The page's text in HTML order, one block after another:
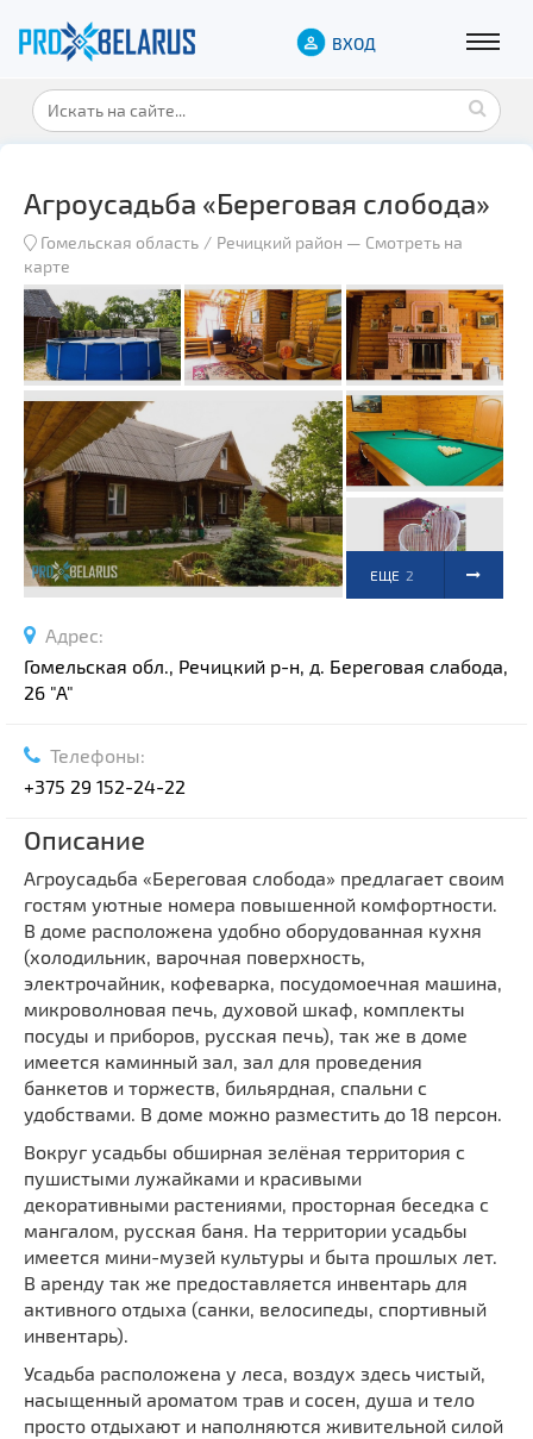
ВХОД
Агроусадьба «Береговая слобода»
Гомельская область Речицкий район — Смотреть на
карте
ЕЩЕ 2
Адрес:
Гомельская обл., Речицкий р-н, д. Береговая слабода,
26 "А"
Телефоны:
+375 29 152-24-22
Описание
Агроусадьба «Береговая слобода» предлагает своим
гостям уютные номера повышенной комфортности.
В доме расположена удобно оборудованная кухня
(холодильник, варочная поверхность,
электрочайник, кофеварка, посудомоечная машина,
микроволновая печь, духовой шкаф, комплекты
посуды и приборов, русская печь), так же в доме
имеется каминный зал, зал для проведения
банкетов и торжеств, бильярдная, спальни с
удобствами. В доме можно разместить до 18 персон.
Вокруг усадьбы обширная зелёная территория с
пушистыми лужайками и красивыми
декоративными растениями, просторная беседка с
мангалом, русская баня. На территории усадьбы
имеется мини-музей культуры и быта прошлых лет.
В аренду так же предоставляется инвентарь для
активного отдыха (санки, велосипеды, спортивный
инвентарь).
Усадьба расположена у леса, воздух здесь чистый,
насыщенный ароматом трав и сосен, душа и тело
просто отдыхают и наполняются живительной силой